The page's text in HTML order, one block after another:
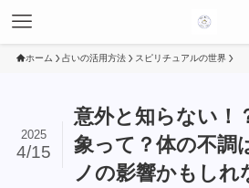
ホーム 占いの活用方法 スピリチュアルの世界
意外と知らない！
象って？体の不調
ノの影響かもしれ
2025
4/15